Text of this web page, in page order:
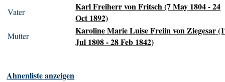
Vater
Karl Freiherr von Fritsch (7 May 1804 - 24
Oct 1892)
Mutter
Karoline Marie Luise Freiin von Ziegesar
Jul 1808 - 28 Feb 1842)
Ahnenliste anzeigen